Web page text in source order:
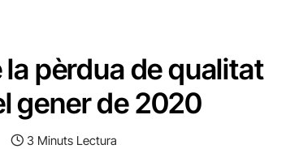
la pèrdua de qualitat
gener de 2020
3 Minuts Lectura